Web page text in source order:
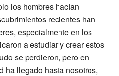
los hombres hacían
recientes han
especialmente en los
a estudiar y crear estos
se perdieron, pero en
ha llegado hasta nosotros,